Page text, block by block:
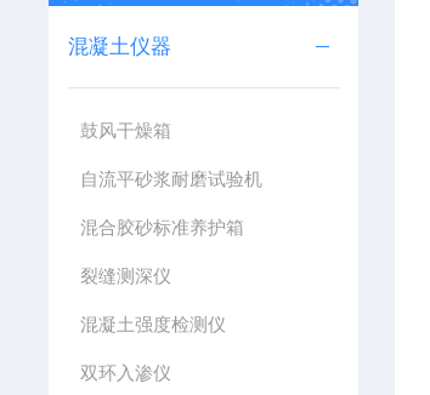
混凝土仪器
鼓风干燥箱
自流平砂浆耐磨试验机
混合胶砂标准养护箱
裂缝测深仪
混凝土强度检测仪
双环入渗仪